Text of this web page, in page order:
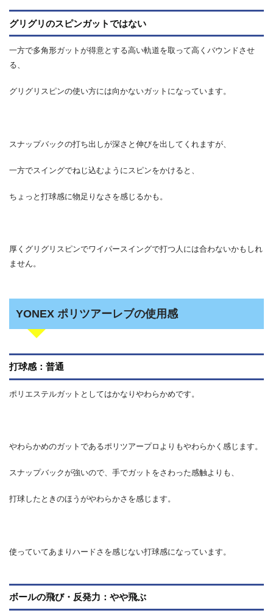
グリグリのスピンガットではない
一方で多角形ガットが得意とする高い軌道を取って高くバウンドさせ
る、
グリグリスピンの使い方には向かないガットになっています。
スナップバックの打ち出しが深さと伸びを出してくれますが、
一方でスイングでねじ込むようにスピンをかけると、
ちょっと打球感に物足りなさを感じるかも。
厚くグリグリスピンでワイパースイングで打つ人には合わないかもしれ
ません。
YONEX ポリツアーレブの使用感
打球感：普通
ポリエステルガットとしてはかなりやわらかめです。
やわらかめのガットであるポリツアープロよりもやわらかく感じます。
スナップバックが強いので、手でガットをさわった感触よりも、
打球したときのほうがやわらかさを感じます。
使っていてあまりハードさを感じない打球感になっています。
ボールの飛び・反発力：やや飛ぶ